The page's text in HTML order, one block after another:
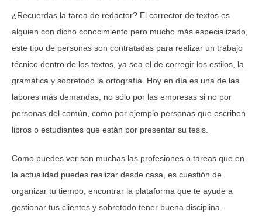
¿Recuerdas la tarea de redactor? El corrector de textos es
alguien con dicho conocimiento pero mucho más especializado,
este tipo de personas son contratadas para realizar un trabajo
técnico dentro de los textos, ya sea el de corregir los estilos, la
gramática y sobretodo la ortografía. Hoy en día es una de las
labores más demandas, no sólo por las empresas si no por
personas del común, como por ejemplo personas que escriben
libros o estudiantes que están por presentar su tesis.
Como puedes ver son muchas las profesiones o tareas que en
la actualidad puedes realizar desde casa, es cuestión de
organizar tu tiempo, encontrar la plataforma que te ayude a
gestionar tus clientes y sobretodo tener buena disciplina.